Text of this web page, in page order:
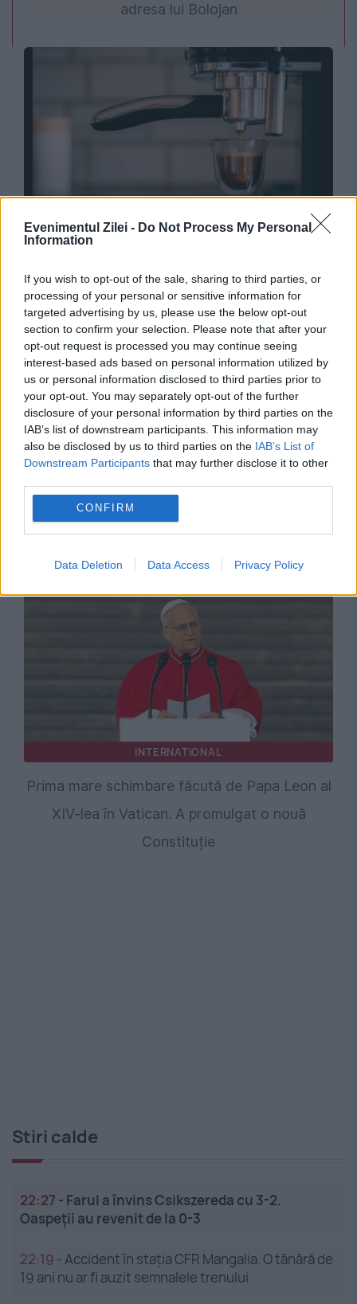
Evenimentul Zilei - Do Not Process My Personal
Information
If you wish to opt-out of the sale, sharing to third parties, or
processing of your personal or sensitive information for
targeted advertising by us, please use the below opt-out
section to confirm your selection. Please note that after your
opt-out request is processed you may continue seeing
interest-based ads based on personal information utilized by
us or personal information disclosed to third parties prior to
your opt-out. You may separately opt-out of the further
disclosure of your personal information by third parties on the
IAB’s list of downstream participants. This information may
also be disclosed by us to third parties on the IAB’s List of
Downstream Participants that may further disclose it to other
CONFIRM
Data Deletion Data Access Privacy Policy
adresa lui Bolojan
Cum îți dai seama că aparatul de cafea trebuie
SOCIAL
Vacanță din Grecia transformată într-un
coșmar. O femeie a stat în comă 42 de zile
după o mușcătură de căpușă
INTERNATIONAL
Prima mare schimbare făcută de Papa Leon al
XIV-lea în Vatican. A promulgat o nouă
Constituție
Stiri calde
22:27 - Farul a învins Csikszereda cu 3-2.
Oaspeții au revenit de la 0-3
22:19 -Accident în stația CFR Mangalia. O tânără de
19 ani nu ar fi auzit semnalele trenului